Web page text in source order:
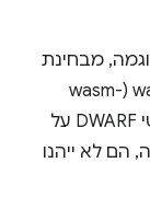
מבחינת
wasm-pack‏ (wasm-
bindgen) עדיין לא תומכים בעדכון של פרטי DWARF על
לא ייהנו